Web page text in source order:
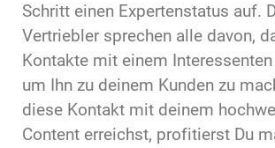
Schritt einen Expertenstatus auf.
Vertriebler sprechen alle davon,
Kontakte mit einem
um Ihn zu deinem Kunden zu
diese Kontakt mit deinem
Content erreichst, profitierst Du